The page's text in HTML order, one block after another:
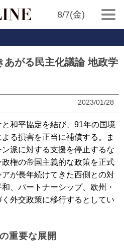
8/7(金)
あがる民主化議論 地政学
2023/01/28
和平協定を結び、91年の国境
る損害を正当に補償する。ま
派に対する支援を停止するな
権の帝国主義的な政策を正式
が長年続けてきた西側との対
、パートナーシップ、欧州・
外交政策に移行するとしてい
重要な展開